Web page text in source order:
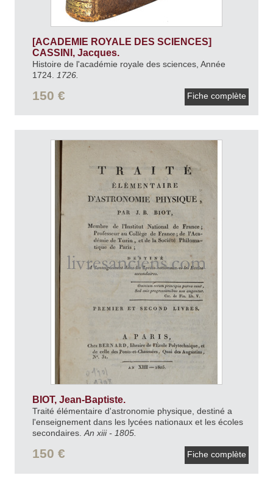
[ACADEMIE ROYALE DES SCIENCES]
CASSINI, Jacques.
Histoire de l'académie royale des sciences, Année
1724.
1726.
150 € Fiche complète
BIOT, Jean-Baptiste.
Traité élémentaire d'astronomie physique, destiné a
l'enseignement dans les lycées nationaux et les écoles
secondaires.An xiii - 1805.
150 € Fiche complète